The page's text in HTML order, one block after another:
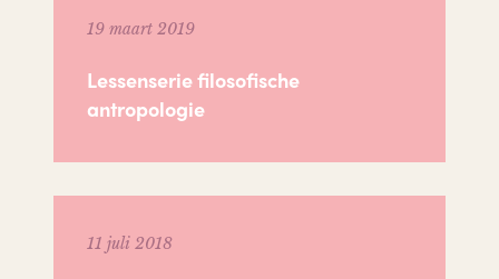
19 maart 2019
Lessenserie filosofische
antropologie
11 juli 2018